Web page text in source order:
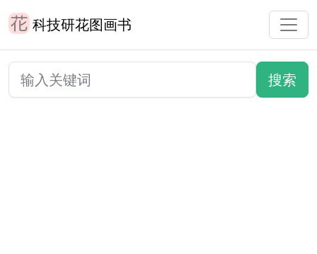
科技研花图画书